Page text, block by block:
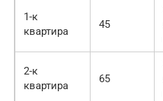
1-к
квартира
45
2-к
квартира
65